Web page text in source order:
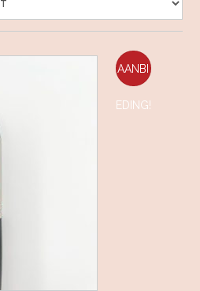
AANBI
EDING!